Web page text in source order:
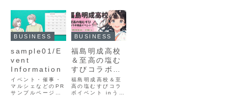
BUSINESS
sample01/E
vent
Information
イベント・催事・
マルシェなどのPR
サンプルページで
BUSINESS
福島明成高校
＆至高の塩む
すびコラボイ
ベント inうす
い百貨店
3/28・3/29
福島明成高校＆至
高の塩むすびコラ
ボイベント inうす